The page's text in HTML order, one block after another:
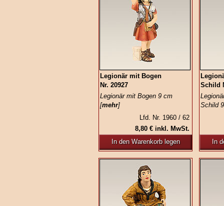
Legionär mit Bogen
Nr. 20927
Legionär mit Bogen 9 cm
[mehr]
Lfd. Nr. 1960 / 62
8,80 € inkl. MwSt.
In den Warenkorb legen
Schild
Schild
In